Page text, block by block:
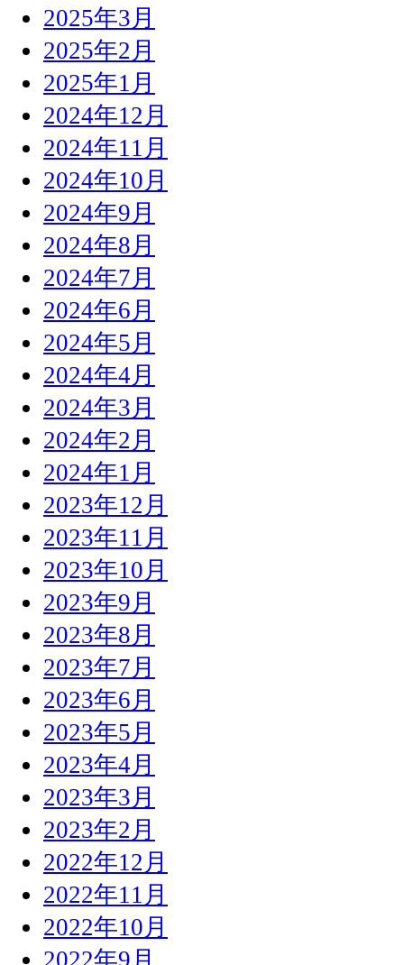
2025年3月
2025年2月
2025年1月
2024年12月
2024年11月
2024年10月
2024年9月
2024年8月
2024年7月
2024年6月
2024年5月
2024年4月
2024年3月
2024年2月
2024年1月
2023年12月
2023年11月
2023年10月
2023年9月
2023年8月
2023年7月
2023年6月
2023年5月
2023年4月
2023年3月
2023年2月
2022年12月
2022年11月
2022年10月
2022年9月